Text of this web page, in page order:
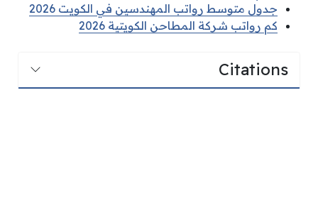
جدول متوسط رواتب المهندسين في الكويت 2026
كم رواتب شركة المطاحن الكويتية 2026
Citations